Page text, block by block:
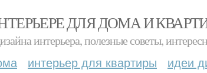
ДЛЯ ДОМА И
интерьера, полезные советы,
интерьер для квартиры идеи